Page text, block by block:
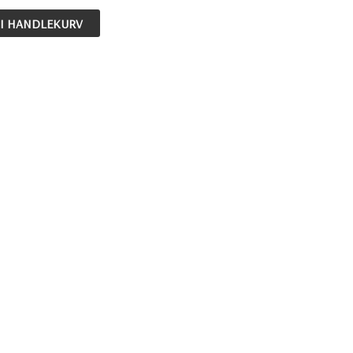
HANDLEKURV